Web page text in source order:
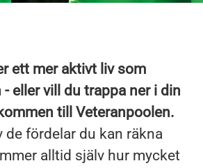
ett mer aktivt liv som
eller vill du trappa ner i din
till Veteranpoolen.
de fördelar du kan räkna
alltid själv hur mycket